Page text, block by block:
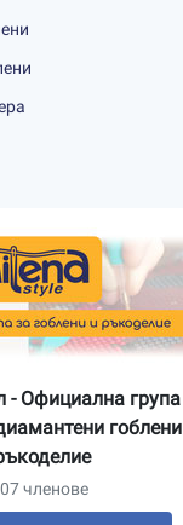
- Официална група
гоблени
членове